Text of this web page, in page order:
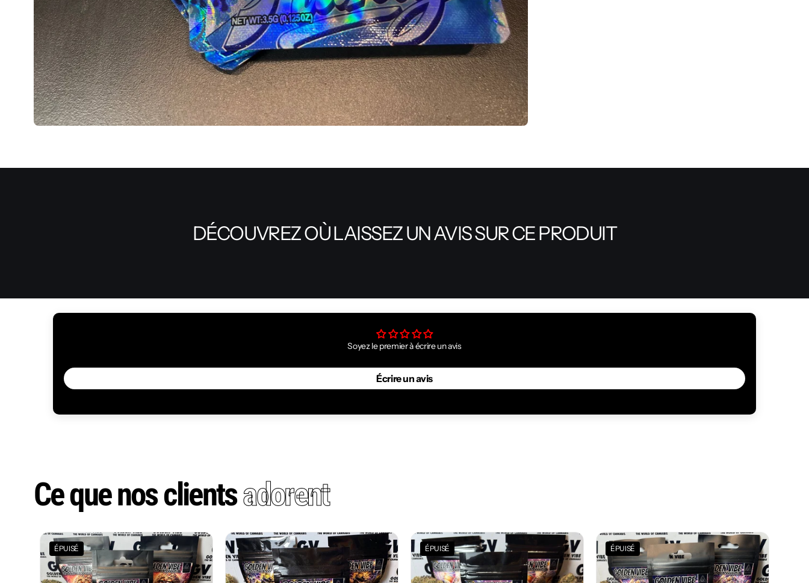
DÉCOUVREZ OÙ LAISSEZ UN AVIS SUR CE PRODUIT
Soyez le premier à écrire un avis
Écrire un avis
Ce que nos clientsadorent
ÉPUISÉ ÉPUISÉ ÉPUISÉ